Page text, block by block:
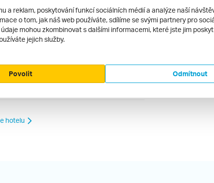
ani jeho provozovatel nenese žádnou
hotelu
a reklam, poskytování funkcí sociálních médií a analýze naší
o tom, jak náš web používáte, sdílíme se svými partnery pro
mohou zkombinovat s dalšími informacemi, které jste jim
jejich služby.
Odmítnout
Povolit